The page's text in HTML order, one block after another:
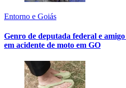
Entorno e Goiás
Genro de deputada federal e
em acidente de moto em GO